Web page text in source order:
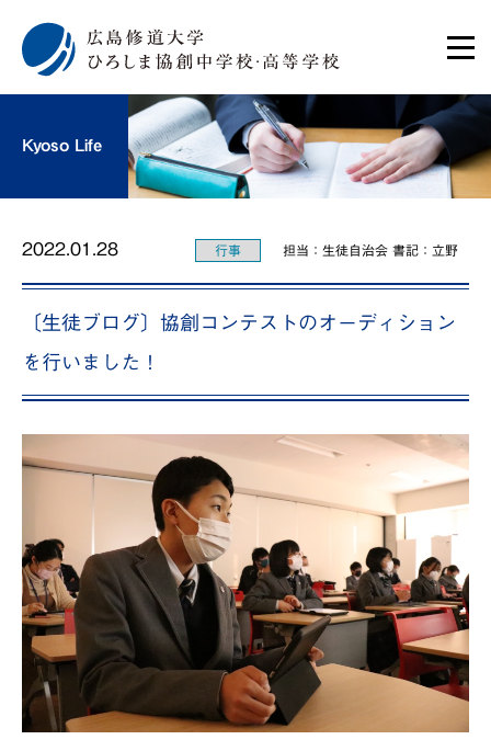
Kyoso Life
2022.01.28 行事 担当：生徒自治会 書記：立野
〔生徒ブログ〕協創コンテストのオーディション
を行いました！